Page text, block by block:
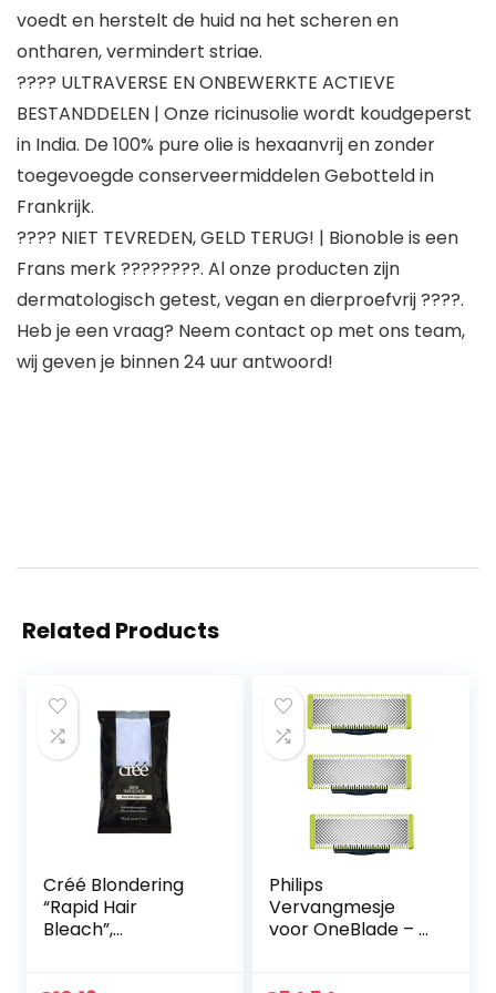
voedt en herstelt de huid na het scheren en
ontharen, vermindert striae.
???? ULTRAVERSE EN ONBEWERKTE ACTIEVE
BESTANDDELEN | Onze ricinusolie wordt koudgeperst
in India. De 100% pure olie is hexaanvrij en zonder
toegevoegde conserveermiddelen Gebotteld in
Frankrijk.
???? NIET TEVREDEN, GELD TERUG! | Bionoble is een
Frans merk ????????. Al onze producten zijn
dermatologisch getest, vegan en dierproefvrij ????.
Heb je een vraag? Neem contact op met ons team,
wij geven je binnen 24 uur antwoord!
Related Products
Créé Blondering
“Rapid Hair
Bleach”,
Philips
Vervangmesje
voor OneBlade – 3